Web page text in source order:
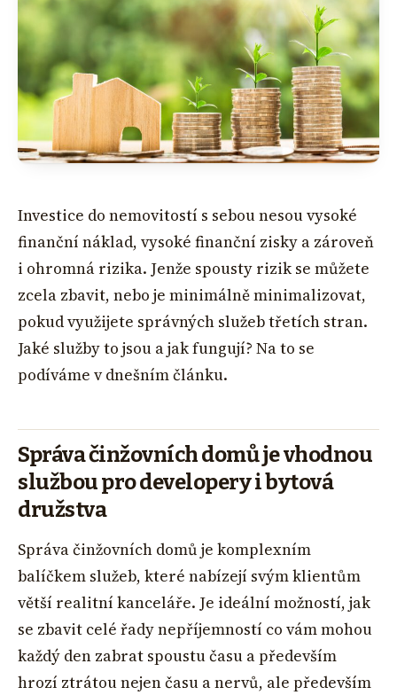
Investice do nemovitostí s sebou nesou vysoké
finanční náklad, vysoké finanční zisky a zároveň
i ohromná rizika. Jenže spousty rizik se můžete
zcela zbavit, nebo je minimálně minimalizovat,
pokud využijete správných služeb třetích stran.
Jaké služby to jsou a jak fungují? Na to se
podíváme v dnešním článku.
Správa činžovních domů je vhodnou
službou pro developery i bytová
družstva
Správa činžovních domů je komplexním
balíčkem služeb, které nabízejí svým klientům
větší realitní kanceláře. Je ideální možností, jak
se zbavit celé řady nepříjemností co vám mohou
každý den zabrat spoustu času a především
hrozí ztrátou nejen času a nervů, ale především